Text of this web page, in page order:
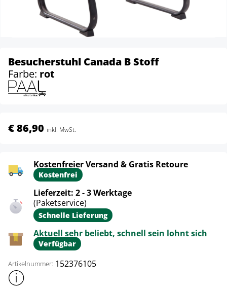
Besucherstuhl Canada B Stoff
Farbe: rot
€ 86,90 inkl. MwSt.
Kostenfreier Versand & Gratis Retoure
Kostenfrei
Lieferzeit: 2 - 3 Werktage
(Paketservice)
Schnelle Lieferung
Aktuell sehr beliebt, schnell sein lohnt sich
Verfügbar
Artikelnummer: 152376105
Weitere Produktinformationen anzeigen